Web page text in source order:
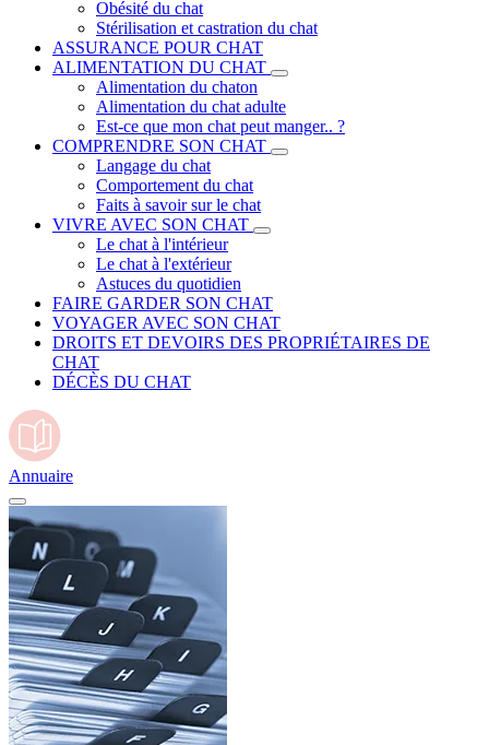
Obésité du chat
Stérilisation et castration du chat
ASSURANCE POUR CHAT
ALIMENTATION DU CHAT
Alimentation du chaton
Alimentation du chat adulte
Est-ce que mon chat peut manger.. ?
COMPRENDRE SON CHAT
Langage du chat
Comportement du chat
Faits à savoir sur le chat
VIVRE AVEC SON CHAT
Le chat à l'intérieur
Le chat à l'extérieur
Astuces du quotidien
FAIRE GARDER SON CHAT
VOYAGER AVEC SON CHAT
DROITS ET DEVOIRS DES PROPRIÉTAIRES DE
CHAT
DÉCÈS DU CHAT
Annuaire